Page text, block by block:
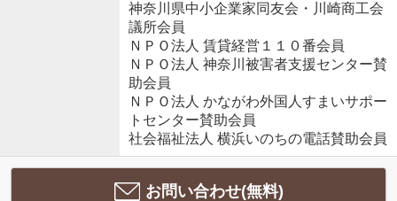
神奈川県中小企業家同友会・川崎商工会
議所会員
ＮＰＯ法人 賃貸経営１１０番会員
ＮＰＯ法人 神奈川被害者支援センター賛
助会員
ＮＰＯ法人 かながわ外国人すまいサポー
トセンター賛助会員
社会福祉法人 横浜いのちの電話賛助会員
お問い合わせ(無料)